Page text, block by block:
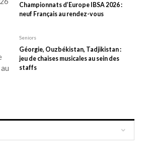
Championnats d’Europe IBSA 2026 :
neuf Français au rendez-vous
Seniors
Géorgie, Ouzbékistan, Tadjikistan :
jeu de chaises musicales au sein des
staffs